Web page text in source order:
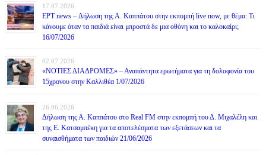
17.07.2026
ΕΡΤ news – Δήλωση της Α. Καππάτου στην εκπομπή live now, με θέμα: Τι
κάνουμε όταν τα παιδιά είναι μπροστά δε μια οθόνη και το καλοκαίρι;
16/07/2026
02.07.2026
«ΝΟΤΙΕΣ ΔΙΑΔΡΟΜΕΣ» – Αναπάντητα ερωτήματα για τη δολοφονία του
15χρονου στην Καλλιθέα 1/07/2026
26.06.2026
Δήλωση της Α. Καππάτου στο Real FM στην εκπομπή του Δ. Μιχαλέλη και
της Ε. Κατσαμπέκη για τα αποτελέσματα των εξετάσεων και τα
συναισθήματα των παιδιών 21/06/2026